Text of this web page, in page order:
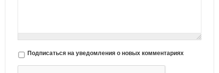
Подписаться на уведомления о новых комментариях